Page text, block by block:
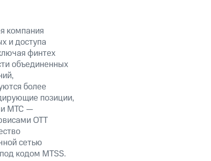
компания
и доступа
финтех
объединенных
более
позиции,
МТС —
OTT
сетью
кодом MTSS.